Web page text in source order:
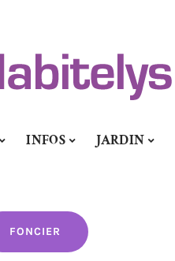
INFOS JARDIN
FONCIER